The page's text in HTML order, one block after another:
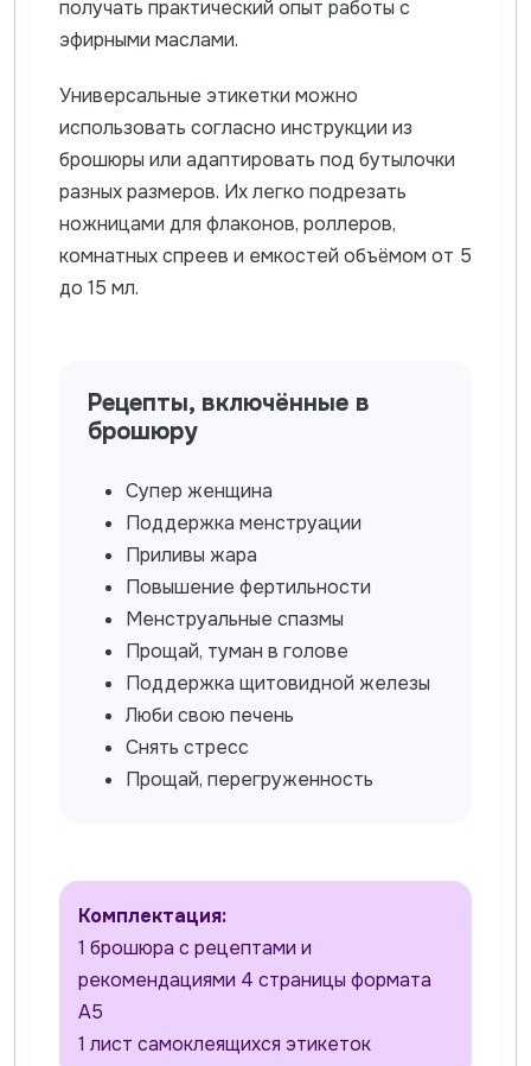
получать практический опыт работы с
эфирными маслами.
Универсальные этикетки можно
использовать согласно инструкции из
брошюры или адаптировать под бутылочки
разных размеров. Их легко подрезать
ножницами для флаконов, роллеров,
комнатных спреев и емкостей объёмом от 5
до 15 мл.
Рецепты, включённые в
брошюру
Супер женщина
Поддержка менструации
Приливы жара
Повышение фертильности
Менструальные спазмы
Прощай, туман в голове
Поддержка щитовидной железы
Люби свою печень
Снять стресс
Прощай, перегруженность
Комплектация:
1 брошюра с рецептами и
рекомендациями 4 страницы формата
А5
1 лист самоклеящихся этикеток